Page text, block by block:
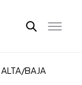
BAJA